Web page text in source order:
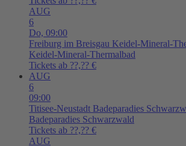
AUG
6
Do, 09:00
Freiburg im Breisgau Keidel-Mineral-
Keidel-Mineral-Thermalbad
Tickets ab ??,?? €
AUG
6
09:00
Titisee-Neustadt Badeparadies
Badeparadies Schwarzwald
Tickets ab ??,?? €
AUG